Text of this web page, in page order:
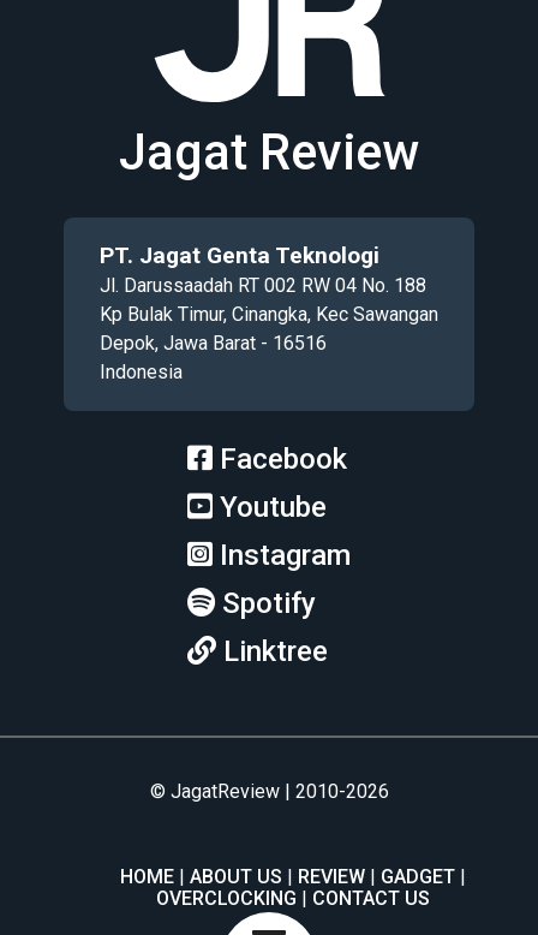
Jagat Review
PT. Jagat Genta Teknologi
Jl. Darussaadah RT 002 RW 04 No. 188
Kp Bulak Timur, Cinangka, Kec Sawangan
Depok, Jawa Barat - 16516
Indonesia
Facebook
Youtube
Instagram
Spotify
Linktree
© JagatReview | 2010-2026
HOME ABOUT US REVIEW
GADGET
OVERCLOCKING
CONTACT US